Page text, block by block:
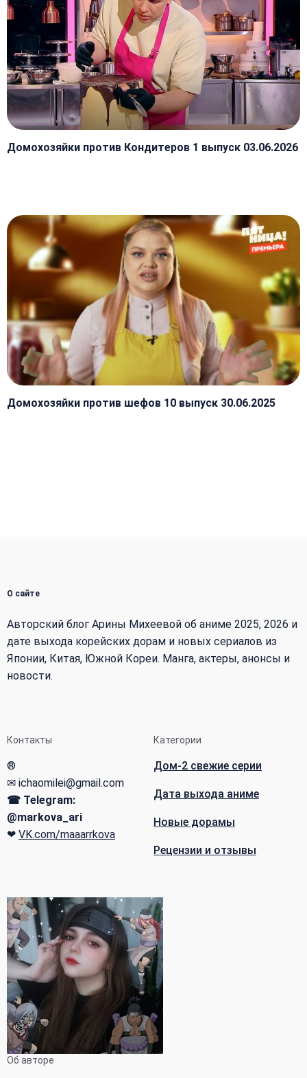
Домохозяйки против Кондитеров 1 выпуск 03.06.2026
Домохозяйки против шефов 10 выпуск 30.06.2025
О сайте
Авторский блог Арины Михеевой об аниме 2025, 2026 и
дате выхода корейских дорам и новых сериалов из
Японии, Китая, Южной Кореи. Манга, актеры, анонсы и
новости.
Контакты
®
✉ ichaomilei@gmail.com
☎ Telegram:
@markova_ari
❤ VK.com/maaarrkova
Категории
Дом-2 свежие серии
Дата выхода аниме
Новые дорамы
Рецензии и отзывы
Об авторе